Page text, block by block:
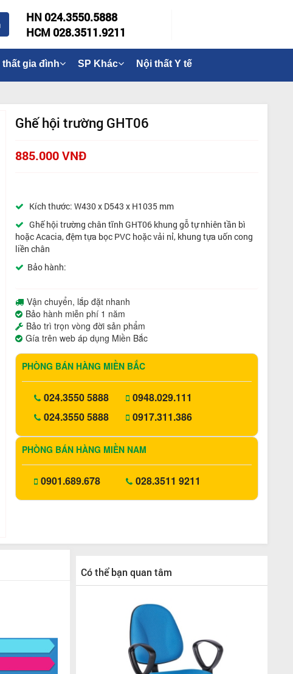
HN 024.3550.5888
HCM 028.3511.9211
thất gia đình SP Khác Nội thất Y tế
Ghế hội trường GHT06
885.000 VNĐ
Kích thước: W430 x D543 x H1035 mm
Ghế hội trường chân tĩnh GHT06 khung gỗ tự nhiên tần bì
hoặc Acacia, đệm tựa bọc PVC hoặc vải nỉ, khung tựa uốn cong
liền chân
Bảo hành:
Vận chuyển, lắp đặt nhanh
Bảo hành miễn phí 1 năm
Bảo trì trọn vòng đời sản phẩm
Gía trên web áp dụng Miền Bắc
PHÒNG BÁN HÀNG MIỀN BẮC
024.3550 5888
024.3550 5888
0948.029.111
0917.311.386
PHÒNG BÁN HÀNG MIỀN NAM
0901.689.678 028.3511 9211
Có thể bạn quan tâm